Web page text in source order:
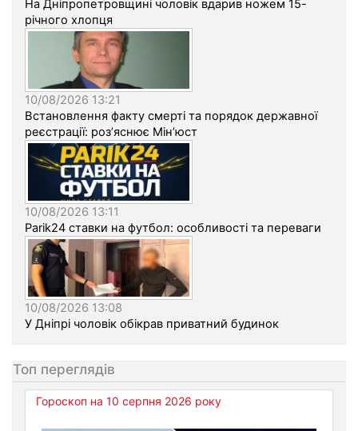
На Дніпропетровщині чоловік вдарив ножем 15-
річного хлопця
10/08/2026 13:21
Встановлення факту смерті та порядок державної
реєстрації: роз’яснює Мін’юст
10/08/2026 13:11
Parik24 ставки на футбол: особливості та переваги
10/08/2026 13:08
У Дніпрі чоловік обікрав приватний будинок
Топ переглядів
Гороскоп на 10 серпня 2026 року